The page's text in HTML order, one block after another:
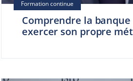
Comprendre la
exercer son propre